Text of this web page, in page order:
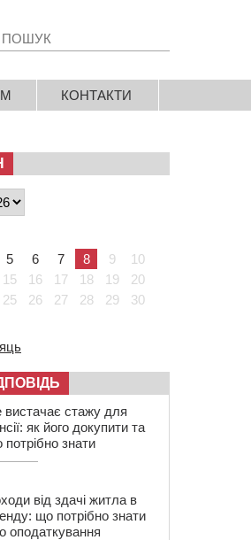
КОНТАКТИ
5 6 7 8 9
10
15 16 17 18 19
20
25 26 27 28 29
30
вистачає стажу для
як його докупити та
потрібно знати
від здачі житла в
що потрібно знати
оподаткування